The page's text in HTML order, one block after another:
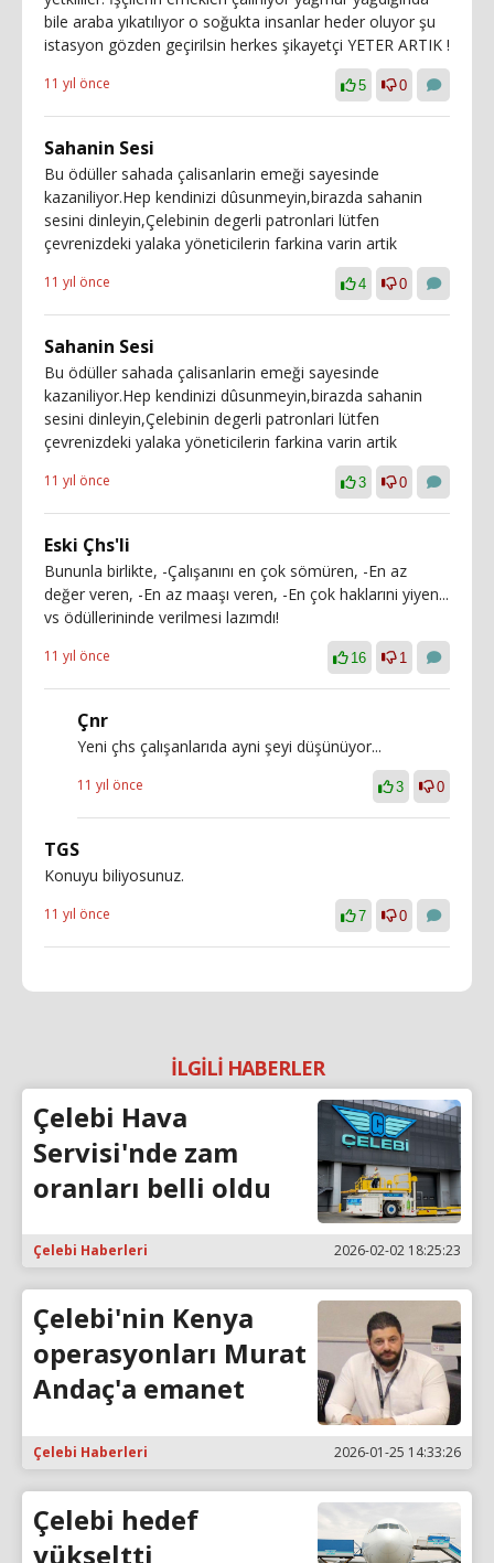
bile araba yıkatılıyor o soğukta insanlar heder oluyor şu
istasyon gözden geçirilsin herkes şikayetçi YETER ARTIK !
11 yıl önce 5 0
Sahanin Sesi
Bu ödüller sahada çalisanlarin emeği sayesinde
kazaniliyor.Hep kendinizi dûsunmeyin,birazda sahanin
sesini dinleyin,Çelebinin degerli patronlari lütfen
çevrenizdeki yalaka yöneticilerin farkina varin artik
11 yıl önce 4 0
Sahanin Sesi
Bu ödüller sahada çalisanlarin emeği sayesinde
kazaniliyor.Hep kendinizi dûsunmeyin,birazda sahanin
sesini dinleyin,Çelebinin degerli patronlari lütfen
çevrenizdeki yalaka yöneticilerin farkina varin artik
11 yıl önce 3 0
Eski Çhs'li
Bununla birlikte, -Çalışanını en çok sömüren, -En az
değer veren, -En az maaşı veren, -En çok haklarıni yiyen...
vs ödüllerininde verilmesi lazımdı!
11 yıl önce 16 1
Çnr
Yeni çhs çalışanlarıda ayni şeyi düşünüyor...
11 yıl önce 3 0
TGS
Konuyu biliyosunuz.
11 yıl önce 7 0
İLGİLİ HABERLER
Çelebi Hava
Servisi'nde zam
oranları belli oldu
Çelebi Haberleri 2026-02-02 18:25:23
Çelebi'nin Kenya
operasyonları Murat
Andaç'a emanet
Çelebi Haberleri 2026-01-25 14:33:26
Çelebi hedef
yükseltti